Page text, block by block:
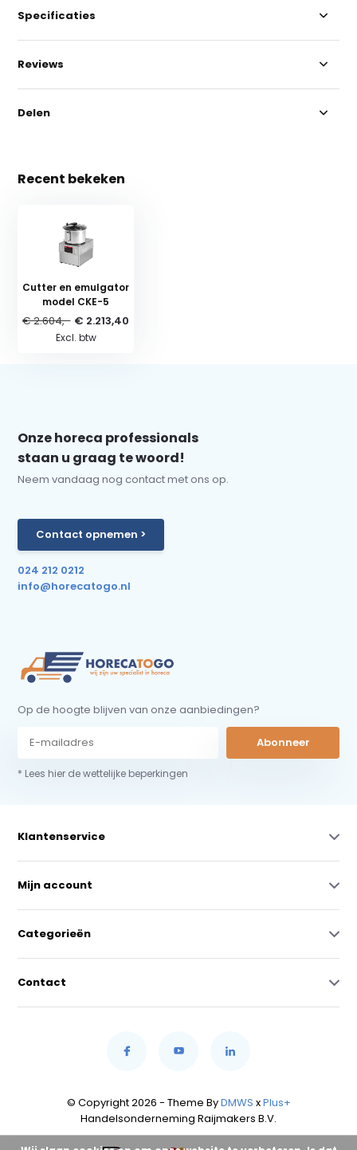
Specificaties
Reviews
Delen
Recent bekeken
Cutter en emulgator
model CKE-5
€ 2.604,- € 2.213,40
Excl. btw
Onze horeca professionals
staan u graag te woord!
Neem vandaag nog contact met ons op.
Contact opnemen >
024 212 0212
info@horecatogo.nl
Op de hoogte blijven van onze aanbiedingen?
Abonneer
* Lees hier de wettelijke beperkingen
Klantenservice
Mijn account
Categorieën
Contact
© Copyright 2026 - Theme ByDMWS xPlus+
Handelsonderneming Raijmakers B.V.